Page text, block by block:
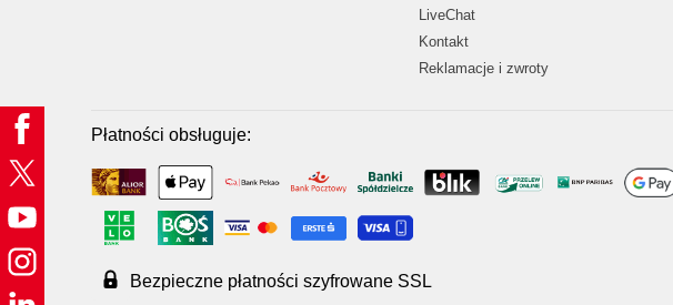
LiveChat
Kontakt
Reklamacje i zwroty
Płatności obsługuje:
Bezpieczne płatności szyfrowane SSL